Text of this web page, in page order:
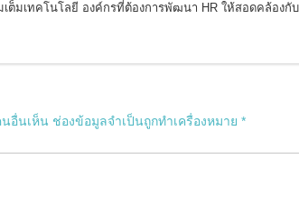
ต็มเทคโนโลยี องค์กรที่ต้องการพัฒนา HR ให้สอดคล้อง
อื่นเห็น ช่องข้อมูลจำเป็นถูกทำเครื่องหมาย *